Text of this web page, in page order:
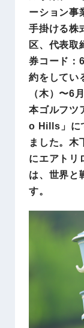
ーション事
手掛ける株
区、代表取
券コード：
約をしてい
（木）〜6
本ゴルフツ
o Hills」に
ました。木
にエアトリ
は、世界と
す。